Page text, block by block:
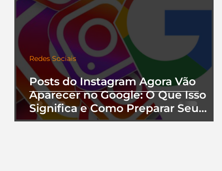
Posts do Instagram Agora Vão
Aparecer no Google: O Que Isso
Significa e Como Preparar Seu
Perfil
Redes Sociais